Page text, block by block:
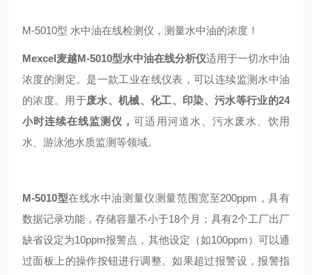
M-5010型 水中油在线检测仪，测量水中油的浓度！
Mexcel麦越M-5010型水中油在线分析仪适用于一切水中油
浓度的测定。是一款工业在线仪表，可以连续监测水中油
的浓度。用于废水、机械、化工、印染、污水等行业的24
小时连续在线监测仪，可适用河道水、污水废水、饮用
水、游泳池水质监测等领域。
M-5010型在线水中油测量仪测量范围宽至200ppm，具有
数据记录功能，存储容量不小于18个月；具有2个工厂出厂
缺省设定为10ppm报警点，其他设定（如100ppm）可以通
过面板上的操作按钮进行调整。如果超过报警设，报警指